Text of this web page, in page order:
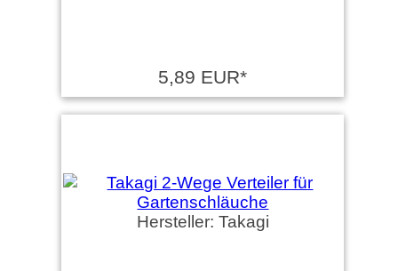
5,89 EUR*
Hersteller: Takagi